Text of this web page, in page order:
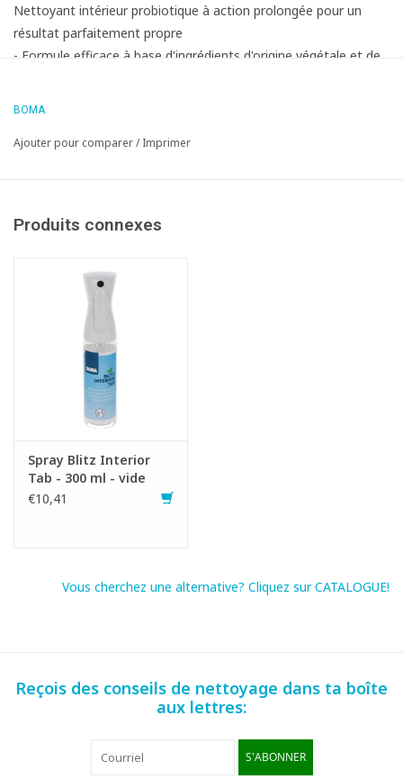
Nettoyant intérieur probiotique à action prolongée pour un
résultat parfaitement propre
- Formule efficace à base d'ingrédients d'origine végétale et de
- Convient à toutes les surfaces résistantes à l'eau ne servant
Mode d'emploi:
comprimé. Attendez environ 3 minutes jusqu'à ce que le
comprimé soit complètement dissous. L'efficacité du produit
dissous est garantie pendant 3 mois.
BOMA
Ajouter pour comparer/Imprimer
Produits connexes
Spray Blitz Interior
Tab - 300 ml - vide
€10,41
Vous cherchez une alternative? Cliquez sur CATALOGUE!
Reçois des conseils de nettoyage dans ta boîte
aux lettres:
S'ABONNER